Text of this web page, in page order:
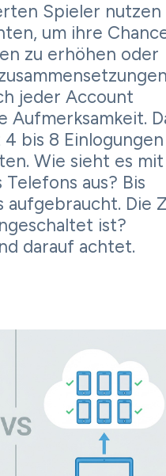
Spieler nutzen
um ihre
zu erhöhen oder
jeder Account
bis 8 Einlogungen
Wie sieht es mit
aus? Bis
Die
ist?
darauf achtet.